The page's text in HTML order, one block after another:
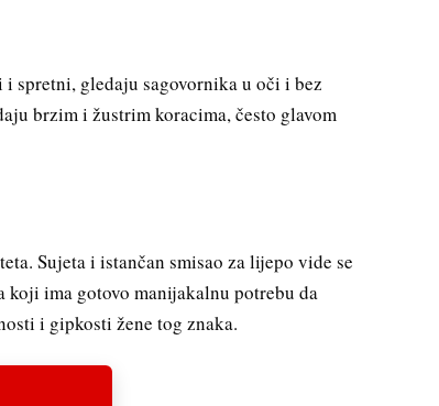
spretni, gledaju sagovornika u oči i bez
brzim i žustrim koracima, često glavom
Sujeta i istančan smisao za lijepo vide se
koji ima gotovo manijakalnu potrebu da
i gipkosti žene tog znaka.